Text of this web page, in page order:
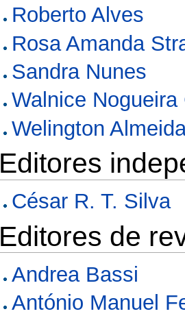
Roberto Alves
Rosa Amanda
Sandra Nunes
Walnice Nogueira
Welington
Editores
César R. T. Silva
Editores de
Andrea Bassi
António Manuel